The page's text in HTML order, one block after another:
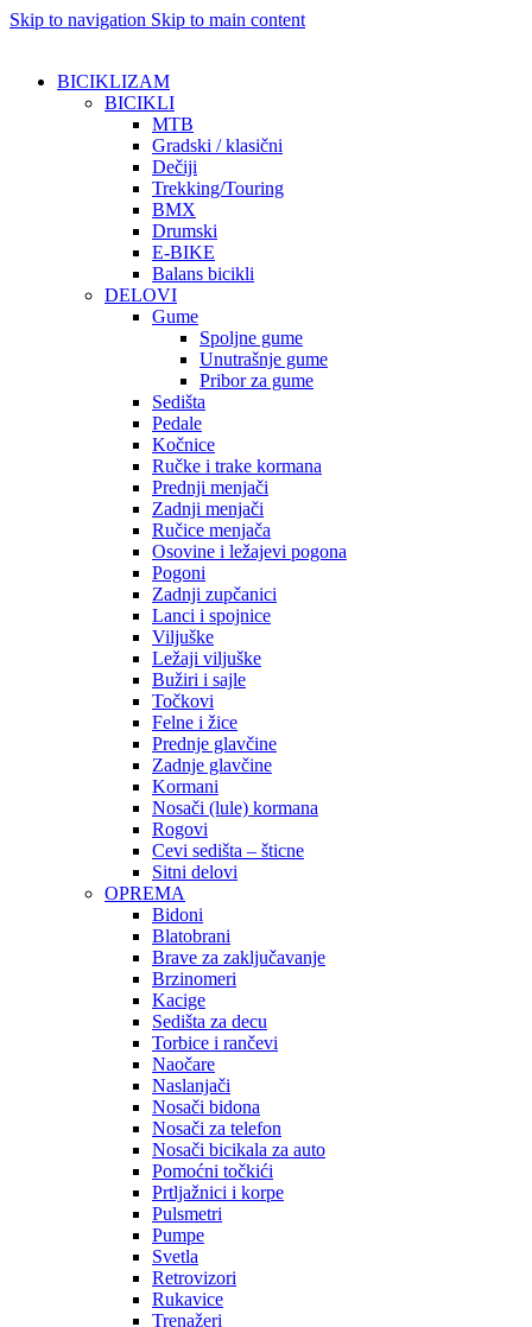
Skip to navigation Skip to main content
BICIKLIZAM
BICIKLI
MTB
Gradski / klasični
Dečiji
Trekking/Touring
BMX
Drumski
E-BIKE
Balans bicikli
DELOVI
Gume
Spoljne gume
Unutrašnje gume
Pribor za gume
Sedišta
Pedale
Kočnice
Ručke i trake kormana
Prednji menjači
Zadnji menjači
Ručice menjača
Osovine i ležajevi pogona
Pogoni
Zadnji zupčanici
Lanci i spojnice
Viljuške
Ležaji viljuške
Bužiri i sajle
Točkovi
Felne i žice
Prednje glavčine
Zadnje glavčine
Kormani
Nosači (lule) kormana
Rogovi
Cevi sedišta – šticne
Sitni delovi
OPREMA
Bidoni
Blatobrani
Brave za zaključavanje
Brzinomeri
Kacige
Sedišta za decu
Torbice i rančevi
Naočare
Naslanjači
Nosači bidona
Nosači za telefon
Nosači bicikala za auto
Pomoćni točkići
Prtljažnici i korpe
Pulsmetri
Pumpe
Svetla
Retrovizori
Rukavice
Trenažeri